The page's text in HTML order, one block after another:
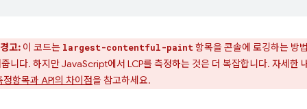
경고: 이 코드는 largest-contentful-paint 항목을 콘솔에 로깅하는 방
니다. 하지만 JavaScript에서 LCP를 측정하는 것은 더 복잡합니다. 자세한
정항목과 API의 차이점을 참고하세요.